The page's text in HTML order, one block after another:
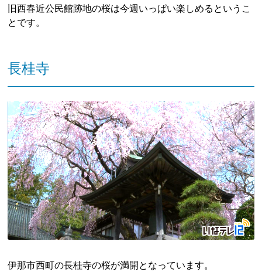
旧西春近公民館跡地の桜は今週いっぱい楽しめるというこ
とです。
長桂寺
伊那市西町の長桂寺の桜が満開となっています。